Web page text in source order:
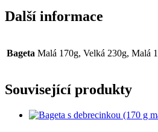
Další informace
Bageta Malá 170g, Velká 230g, Malá
Související produkty